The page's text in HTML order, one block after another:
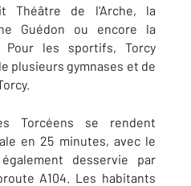
Théâtre de l'Arche, la
Guédon ou encore la
Pour les sportifs, Torcy
plusieurs gymnases et de
Torcéens se rendent
en 25 minutes, avec le
desservie par
A104. Les habitants